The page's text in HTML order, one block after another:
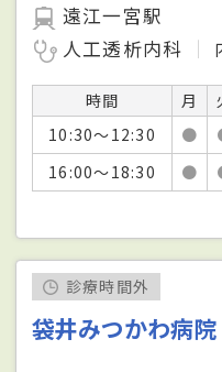
遠江一宮駅
人工透析内科
時間 月
10:30～12:30
●
16:00～18:30
●
診療時間外
袋井みつかわ病院